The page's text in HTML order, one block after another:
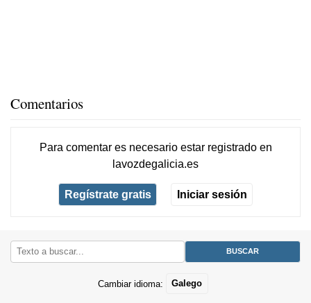
Comentarios
Para comentar es necesario estar registradoen
lavozdegalicia.es
Regístrate gratis Iniciar sesión
Cambiar idioma: Galego